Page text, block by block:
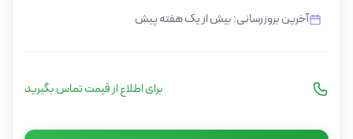
آخرین بروزرسانی: بیش از یک هفته پیش
برای اطلاع از قیمت تماس بگیرید